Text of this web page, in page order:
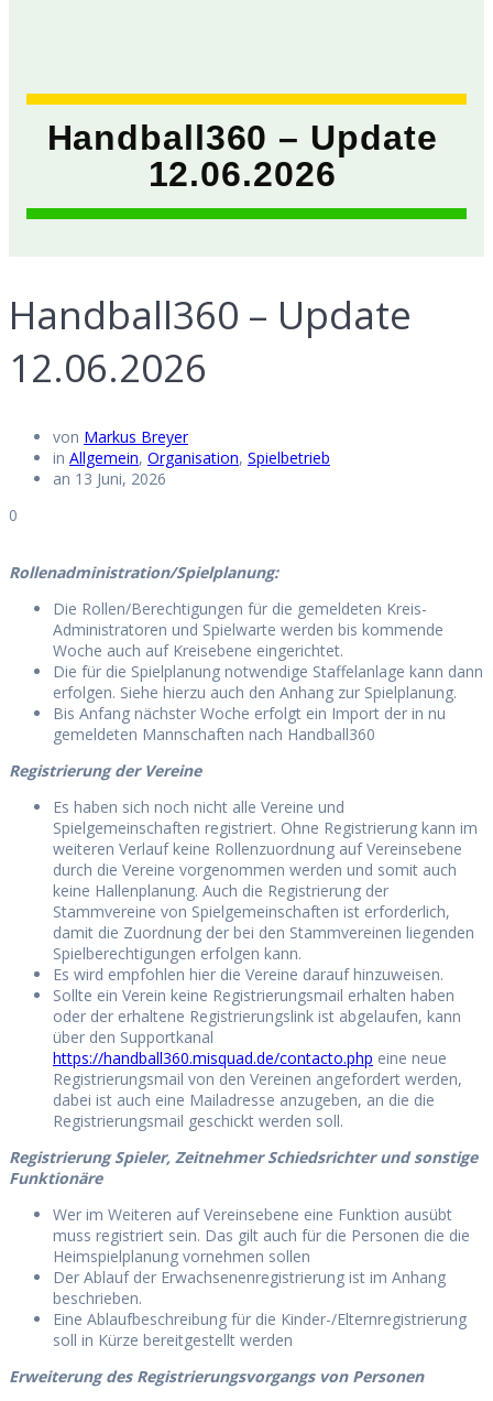
Handball360 – Update
12.06.2026
Handball360 – Update
12.06.2026
von Markus Breyer
in Allgemein, Organisation, Spielbetrieb
an 13 Juni, 2026
0
Rollenadministration/Spielplanung:
Die Rollen/Berechtigungen für die gemeldeten Kreis-
Administratoren und Spielwarte werden bis kommende
Woche auch auf Kreisebene eingerichtet.
Die für die Spielplanung notwendige Staffelanlage kann dann
erfolgen. Siehe hierzu auch den Anhang zur Spielplanung.
Bis Anfang nächster Woche erfolgt ein Import der in nu
gemeldeten Mannschaften nach Handball360
Registrierung der Vereine
Es haben sich noch nicht alle Vereine und
Spielgemeinschaften registriert. Ohne Registrierung kann im
weiteren Verlauf keine Rollenzuordnung auf Vereinsebene
durch die Vereine vorgenommen werden und somit auch
keine Hallenplanung. Auch die Registrierung der
Stammvereine von Spielgemeinschaften ist erforderlich,
damit die Zuordnung der bei den Stammvereinen liegenden
Spielberechtigungen erfolgen kann.
Es wird empfohlen hier die Vereine darauf hinzuweisen.
Sollte ein Verein keine Registrierungsmail erhalten haben
oder der erhaltene Registrierungslink ist abgelaufen, kann
über den Supportkanal
https://handball360.misquad.de/contacto.php eine neue
Registrierungsmail von den Vereinen angefordert werden,
dabei ist auch eine Mailadresse anzugeben, an die die
Registrierungsmail geschickt werden soll.
Registrierung Spieler, Zeitnehmer Schiedsrichter und sonstige
Funktionäre
Wer im Weiteren auf Vereinsebene eine Funktion ausübt
muss registriert sein. Das gilt auch für die Personen die die
Heimspielplanung vornehmen sollen
Der Ablauf der Erwachsenenregistrierung ist im Anhang
beschrieben.
Eine Ablaufbeschreibung für die Kinder-/Elternregistrierung
soll in Kürze bereitgestellt werden
Erweiterung des Registrierungsvorgangs von Personen